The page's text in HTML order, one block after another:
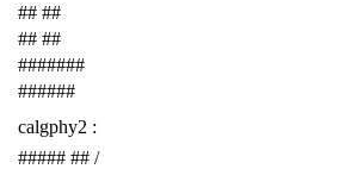
## ##
## ##
#######
######
calgphy2 :
##### ## /